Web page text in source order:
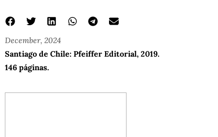
December, 2024
Santiago de Chile: Pfeiffer Editorial, 2019.
146 páginas.